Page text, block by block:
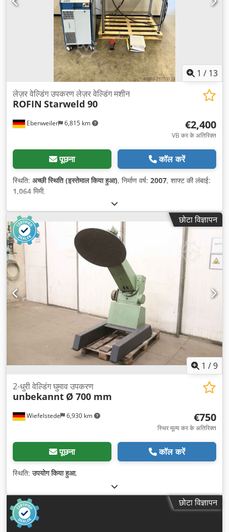
1 / 13
Ebenweiler 6,815 km
लेज़र वेल्डिंग उपकरण लेज़र वेल्डिंग मशीन
ROFIN Starweld 90
€2,400
VB कर के अतिरिक्त
पूछना कॉल करें
स्थिति: अच्छी स्थिति (इस्तेमाल किया हुआ), निर्माण वर्ष: 2007, शाफ्ट की लंबाई:
1,064 मिमी,
छोटा विज्ञापन
1 /9
Wiefelstede 6,930 km
2-धुरी वेल्डिंग घुमाव उपकरण
unbekannt Ø 700 mm
€750
स्थिर मूल्य कर के अतिरिक्त
पूछना कॉल करें
स्थिति:उपयोग किया हुआ,
छोटा विज्ञापन